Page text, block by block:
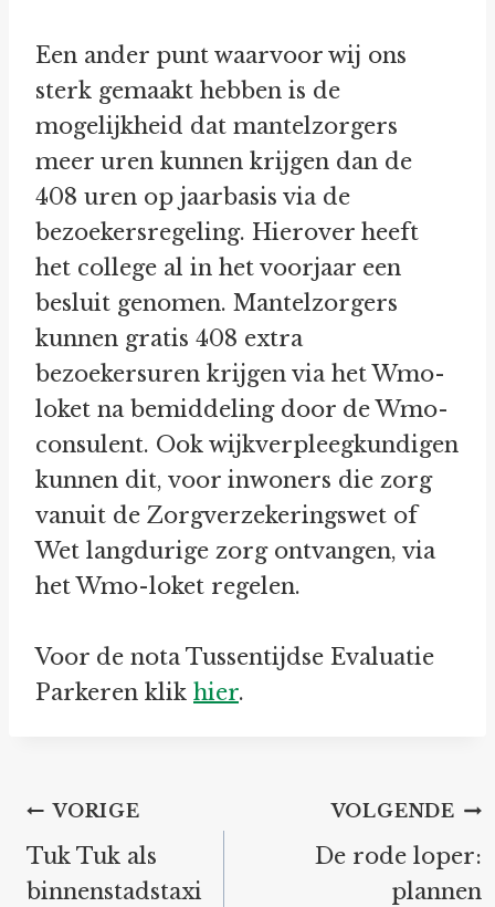
Een ander punt waarvoor wij ons
sterk gemaakt hebben is de
mogelijkheid dat mantelzorgers
meer uren kunnen krijgen dan de
408 uren op jaarbasis via de
bezoekersregeling. Hierover heeft
het college al in het voorjaar een
besluit genomen. Mantelzorgers
kunnen gratis 408 extra
bezoekersuren krijgen via het Wmo-
loket na bemiddeling door de Wmo-
consulent. Ook wijkverpleegkundigen
kunnen dit, voor inwoners die zorg
vanuit de Zorgverzekeringswet of
Wet langdurige zorg ontvangen, via
het Wmo-loket regelen.
Voor de nota Tussentijdse Evaluatie
Parkeren klik hier.
Bericht
navigatie
VORIGE
Tuk Tuk als
binnenstadstaxi
VOLGENDE
De rode loper:
plannen